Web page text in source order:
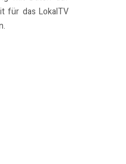
für das LokalTV